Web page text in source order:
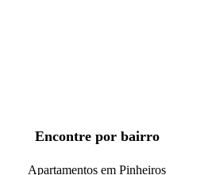
Encontre por bairro
Apartamentos em Pinheiros